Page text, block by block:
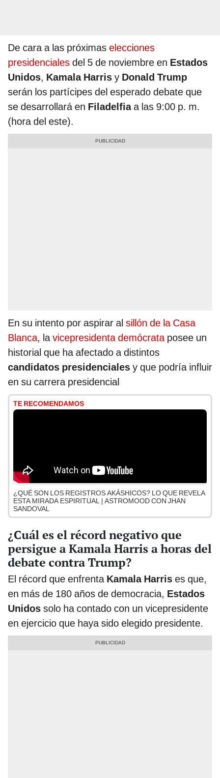
De cara a las próximas elecciones
presidenciales del 5 de noviembre en Estados
Unidos, Kamala Harris y Donald Trump
serán los partícipes del esperado debate que
se desarrollará en Filadelfiaa las 9:00 p. m.
(hora del este).
En su intento por aspirar al sillón de la Casa
Blanca, lavicepresidenta demócrataposee un
historial que ha afectado a distintos
candidatos presidenciales y que podría influir
en su carrera presidencial
TE RECOMENDAMOS
¿QUÉ SON LOS REGISTROS AKÁSHICOS? LO QUE REVELA
ESTA MIRADA ESPIRITUAL | ASTROMOOD CON JHAN
SANDOVAL
¿Cuál es el récord negativo que
persigue a Kamala Harris a horas del
debate contra Trump?
El récord que enfrentaKamala Harris es que,
en más de 180 años de democracia, Estados
Unidos solo ha contado con un vicepresidente
en ejercicio que haya sido elegido presidente.